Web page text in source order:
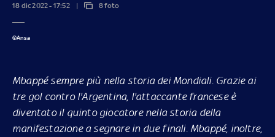
18 dic 2022 - 17:52 8 foto
©Ansa
Mbappé sempre più nella storia dei Mondiali. Grazie ai
tre gol contro l'Argentina, l'attaccante francese è
diventato il quinto giocatore nella storia della
manifestazione a segnare in due finali. Mbappé, inoltre,